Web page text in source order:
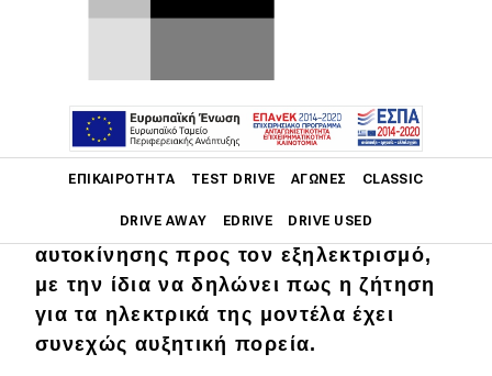
ΕΠΙΚΑΙΡΌΤΗΤΑ TEST DRIVE ΑΓΏΝΕΣ CLASSIC
DRIVE AWAY EDRIVE DRIVE USED
Main navigation
Επικαιρότητα
Νέα μοντέλα
καλά αυτή την μεταβατική περίοδο της
αυτοκίνησης προς τον εξηλεκτρισμό,
με την ίδια να δηλώνει πως η ζήτηση
για τα ηλεκτρικά της μοντέλα έχει
συνεχώς αυξητική πορεία.